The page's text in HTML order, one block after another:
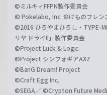
©ミルキィFFPN製作委員会
© Pokelabo, Inc. ©けものフレン
©2016 ひろやまひろし・TYPE-
リヤ ドライ!!」製作委員会
©Project Luck & Logic
©Project シンフォギアAXZ
©BanG Dream! Project
©Craft Egg Inc.
©SEGA／ ©Crypton Future